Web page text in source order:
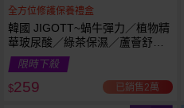
全方位修護保養禮盒
韓國 JIGOTT~蝸牛彈力／植物精
華玻尿酸／綠茶保濕／蘆薈舒緩
修復 禮盒(5件組) 款式可選 化妝
水+乳液+面霜
限時下殺
$259 已銷售2萬